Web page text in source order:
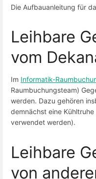
Die Aufbauanleitung für
Leihbare
vom
Im Informatik-
Raumbuchungsteam)
werden. Dazu gehören
demnächst eine
verwendet werden).
Leihbare
von